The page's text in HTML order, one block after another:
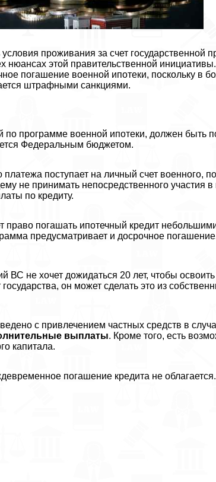
проживания за счет государственной
нюансах этой правительственной
погашение военной ипотеки, поскольку в
штрафными санкциями.
по программе военной ипотеки, должен быть
Федеральным бюджетом.
поступает на личный счет военного,
не принимать непосредственного участия
по кредиту.
погашать ипотечный кредит
предусматривает и досрочное
не хочет дожидаться 20 лет, чтобы
он может сделать это из
с привлечением частных средств в
выплаты. Кроме того, есть
капитала.
погашение кредита не облагается.